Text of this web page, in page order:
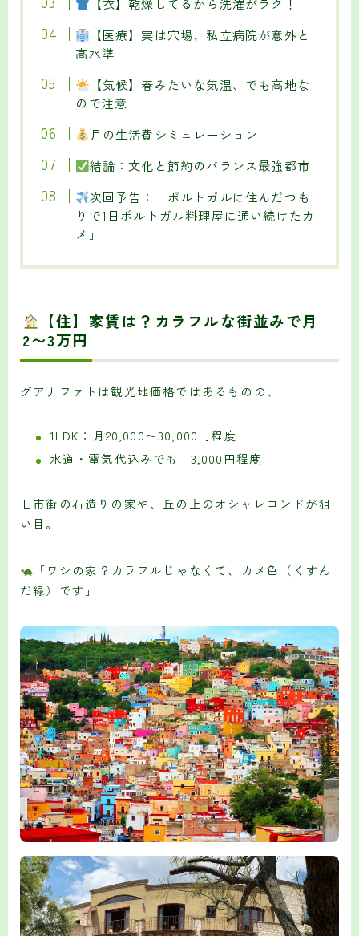
【医療】実は穴場、私立病院が意外と
高水準
【気候】春みたいな気温、でも高地な
ので注意
月の生活費シミュレーション
結論：文化と節約のバランス最強都市
次回予告：「ポルトガルに住んだつも
りで1日ポルトガル料理屋に通い続けたカ
メ」
【住】家賃は？カラフルな街並みで月
2〜3万円
グアナファトは観光地価格ではあるものの、
1LDK：月20,000〜30,000円程度
水道・電気代込みでも+3,000円程度
旧市街の石造りの家や、丘の上のオシャレコンドが狙
い目。
「ワシの家？カラフルじゃなくて、カメ色（くすん
だ緑）です」